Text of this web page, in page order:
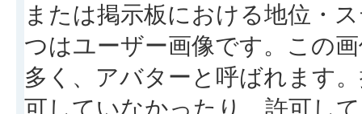
または掲示板における地位・
つはユーザー画像です。この
多く、アバターと呼ばれます
可していなかったり、許可し